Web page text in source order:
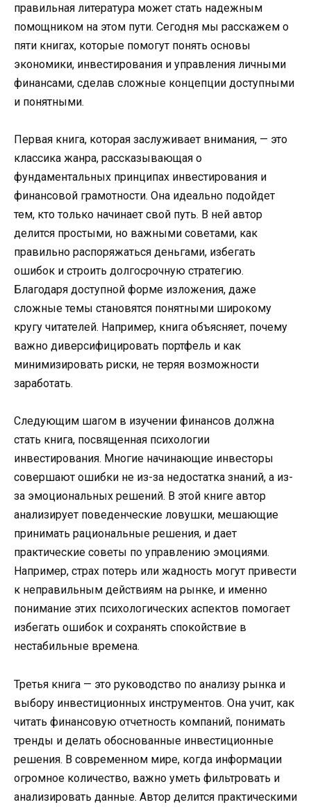
правильная литература может стать надежным
помощником на этом пути. Сегодня мы расскажем о
пяти книгах, которые помогут понять основы
экономики, инвестирования и управления личными
финансами, сделав сложные концепции доступными
и понятными.
Первая книга, которая заслуживает внимания, — это
классика жанра, рассказывающая о
фундаментальных принципах инвестирования и
финансовой грамотности. Она идеально подойдет
тем, кто только начинает свой путь. В ней автор
делится простыми, но важными советами, как
правильно распоряжаться деньгами, избегать
ошибок и строить долгосрочную стратегию.
Благодаря доступной форме изложения, даже
сложные темы становятся понятными широкому
кругу читателей. Например, книга объясняет, почему
важно диверсифицировать портфель и как
минимизировать риски, не теряя возможности
заработать.
Следующим шагом в изучении финансов должна
стать книга, посвященная психологии
инвестирования. Многие начинающие инвесторы
совершают ошибки не из-за недостатка знаний, а из-
за эмоциональных решений. В этой книге автор
анализирует поведенческие ловушки, мешающие
принимать рациональные решения, и дает
практические советы по управлению эмоциями.
Например, страх потерь или жадность могут привести
к неправильным действиям на рынке, и именно
понимание этих психологических аспектов помогает
избегать ошибок и сохранять спокойствие в
нестабильные времена.
Третья книга — это руководство по анализу рынка и
выбору инвестиционных инструментов. Она учит, как
читать финансовую отчетность компаний, понимать
тренды и делать обоснованные инвестиционные
решения. В современном мире, когда информации
огромное количество, важно уметь фильтровать и
анализировать данные. Автор делится практическими